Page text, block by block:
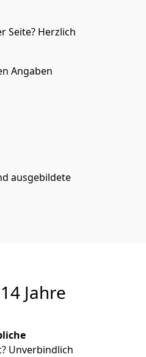
Seite? Herzlich
Angaben
ausgebildete
Jahre
Unverbindlich